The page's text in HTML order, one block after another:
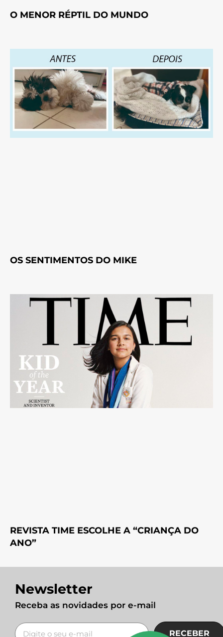
O MENOR RÉPTIL DO MUNDO
OS SENTIMENTOS DO MIKE
REVISTA TIME ESCOLHE A “CRIANÇA DO
ANO”
Newsletter
Receba as novidades por e-mail
RECEBER